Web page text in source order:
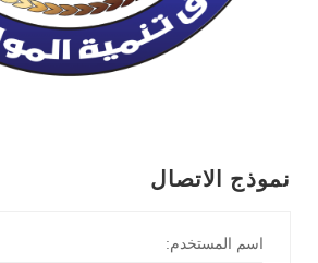
نموذج الاتصال
اسم المستخدم: